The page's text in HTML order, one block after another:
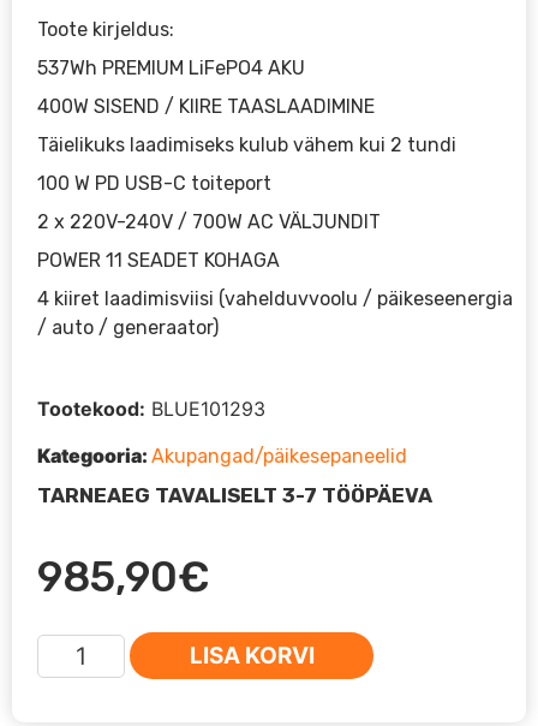
985,90€
Toote kirjeldus:
537Wh PREMIUM LiFePO4 AKU
400W SISEND / KIIRE TAASLAADIMINE
Täielikuks laadimiseks kulub vähem kui 2 tundi
100 W PD USB-C toiteport
2 x 220V-240V / 700W AC VÄLJUNDIT
POWER 11 SEADET KOHAGA
4 kiiret laadimisviisi (vahelduvvoolu / päikeseenergia
/ auto / generaator)
BLUETTI
POWEROAK
LISA KORVI
Tootekood: BLUE101293
Kategooria:Akupangad/päikesepaneelid
TARNEAEG TAVALISELT 3-7 TÖÖPÄEVA